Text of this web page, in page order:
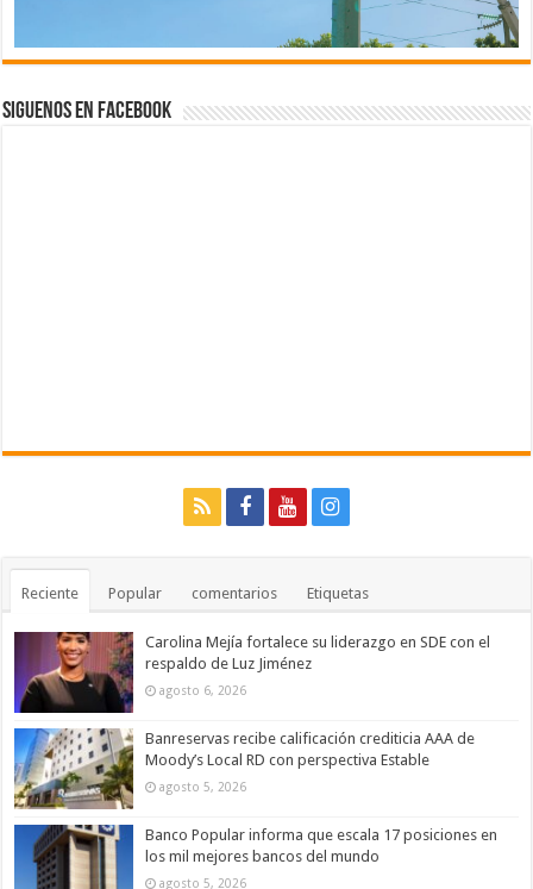
Siguenos en Facebook
Reciente Popular comentarios Etiquetas
Carolina Mejía fortalece su liderazgo en SDE con el
respaldo de Luz Jiménez
agosto 6, 2026
Banreservas recibe calificación crediticia AAA de
Moody’s Local RD con perspectiva Estable
agosto 5, 2026
Banco Popular informa que escala 17 posiciones en
los mil mejores bancos del mundo
agosto 5, 2026